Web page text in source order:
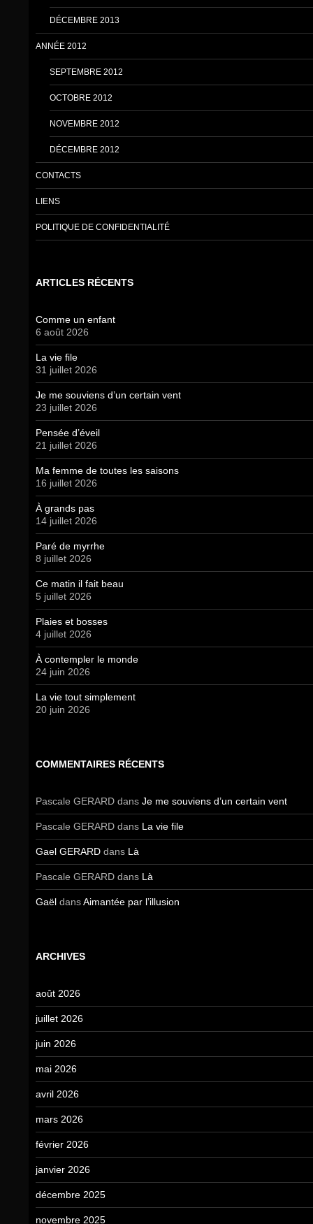
DÉCEMBRE 2013
ANNÉE 2012
SEPTEMBRE 2012
OCTOBRE 2012
NOVEMBRE 2012
DÉCEMBRE 2012
CONTACTS
LIENS
POLITIQUE DE CONFIDENTIALITÉ
ARTICLES RÉCENTS
Comme un enfant
6 août 2026
La vie file
31 juillet 2026
Je me souviens d’un certain vent
23 juillet 2026
Pensée d’éveil
21 juillet 2026
Ma femme de toutes les saisons
16 juillet 2026
À grands pas
14 juillet 2026
Paré de myrrhe
8 juillet 2026
Ce matin il fait beau
5 juillet 2026
Plaies et bosses
4 juillet 2026
À contempler le monde
24 juin 2026
La vie tout simplement
20 juin 2026
COMMENTAIRES RÉCENTS
Pascale GERARD dans Je me souviens d’un certain vent
Pascale GERARD dans La vie file
Gael GERARD dans Là
Pascale GERARD dans Là
Gaël dansAimantée par l’illusion
ARCHIVES
août 2026
juillet 2026
juin 2026
mai 2026
avril 2026
mars 2026
février 2026
janvier 2026
décembre 2025
novembre 2025